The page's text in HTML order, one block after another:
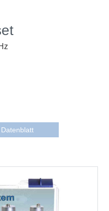
Datenblatt